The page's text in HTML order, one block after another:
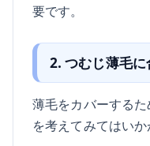
要です。
2. つむじ薄毛
薄毛をカバーする
を考えてみてはいか